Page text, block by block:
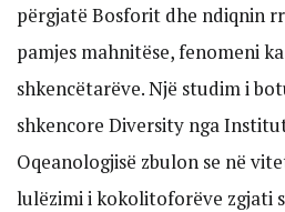
përgjatë Bosforit dhe ndiqnin
pamjes mahnitëse, fenomeni
shkencëtarëve. Një studim i
shkencore Diversity nga
Oqeanologjisë zbulon se në
lulëzimi i kokolitoforëve zgjati